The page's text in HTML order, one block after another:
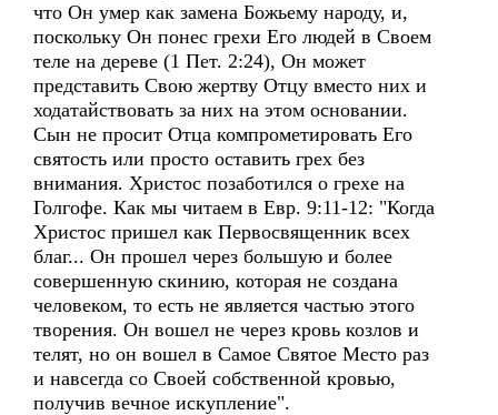
что Он умер как замена Божьему народу, и,
поскольку Он понес грехи Его людей в Своем
теле на дереве (1 Пет. 2:24), Он может
представить Свою жертву Отцу вместо них и
ходатайствовать за них на этом основании.
Сын не просит Отца компрометировать Его
святость или просто оставить грех без
внимания. Христос позаботился о грехе на
Голгофе. Как мы читаем в Евр. 9:11-12: "Когда
Христос пришел как Первосвященник всех
благ... Он прошел через большую и более
совершенную скинию, которая не создана
человеком, то есть не является частью этого
творения. Он вошел не через кровь козлов и
телят, но он вошел в Самое Святое Место раз
и навсегда со Своей собственной кровью,
получив вечное искупление".